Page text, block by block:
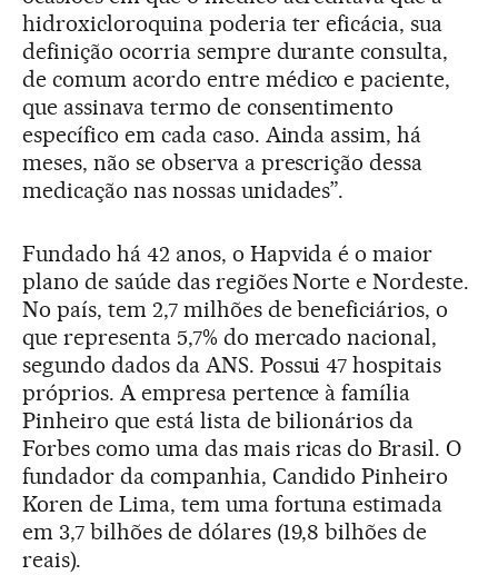
hidroxicloroquina poderia ter eficácia, sua
definição ocorria sempre durante consulta,
de comum acordo entre médico e paciente,
que assinava termo de consentimento
específico em cada caso. Ainda assim, há
meses, não se observa a prescrição dessa
medicação nas nossas unidades”.
Fundado há 42 anos, o Hapvida é o maior
plano de saúde das regiões Norte e Nordeste.
No país, tem 2,7 milhões de beneficiários, o
que representa 5,7% do mercado nacional,
segundo dados da ANS. Possui 47 hospitais
próprios. A empresa pertence à família
Pinheiro que está lista de bilionários da
Forbes como uma das mais ricas do Brasil. O
fundador da companhia, Candido Pinheiro
Koren de Lima, tem uma fortuna estimada
em 3,7 bilhões de dólares (19,8 bilhões de
reais).